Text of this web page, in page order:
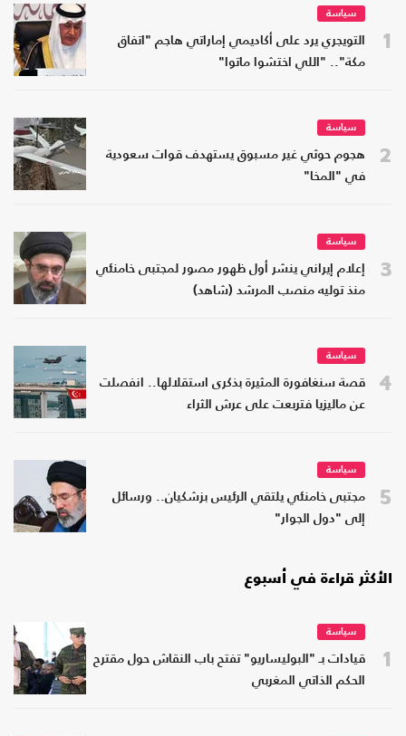
1
سياسة
التويجري يرد على أكاديمي إماراتي هاجم "اتفاق
مكة".. "اللي اختشوا ماتوا"
2
سياسة
هجوم حوثي غير مسبوق يستهدف قوات سعودية
في "المخا"
3
سياسة
إعلام إيراني ينشر أول ظهور مصور لمجتبى خامنئي
منذ توليه منصب المرشد (شاهد)
4
سياسة
قصة سنغافورة المثيرة بذكرى استقلالها.. انفصلت
عن ماليزيا فتربعت على عرش الثراء
5
سياسة
مجتبى خامنئي يلتقي الرئيس بزشكيان.. ورسائل
إلى "دول الجوار"
الأكثر قراءة في أسبوع
1
سياسة
قيادات بـ "البوليساريو" تفتح باب النقاش حول مقترح
الحكم الذاتي المغربي